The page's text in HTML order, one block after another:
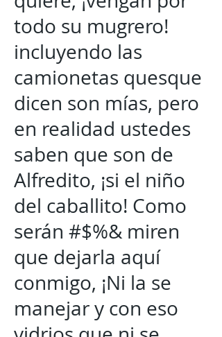
todo su mugrero!
incluyendo las
camionetas quesque
dicen son mías, pero
en realidad ustedes
saben que son de
Alfredito, ¡si el niño
del caballito! Como
serán #$%& miren
que dejarla aquí
conmigo, ¡Ni la se
manejar y con eso